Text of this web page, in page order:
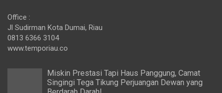
Office :
Jl Sudirman Kota Dumai, Riau
0813 6366 3104
www.temporiau.co
Miskin Prestasi Tapi Haus Panggung, Camat
Singingi Tega Tikung Perjuangan Dewan yang